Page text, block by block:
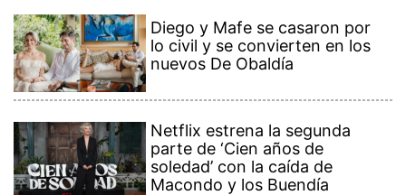
Diego y Mafe se casaron por
lo civil y se convierten en los
nuevos De Obaldía
Netflix estrena la segunda
parte de ‘Cien años de
soledad’ con la caída de
Macondo y los Buendía